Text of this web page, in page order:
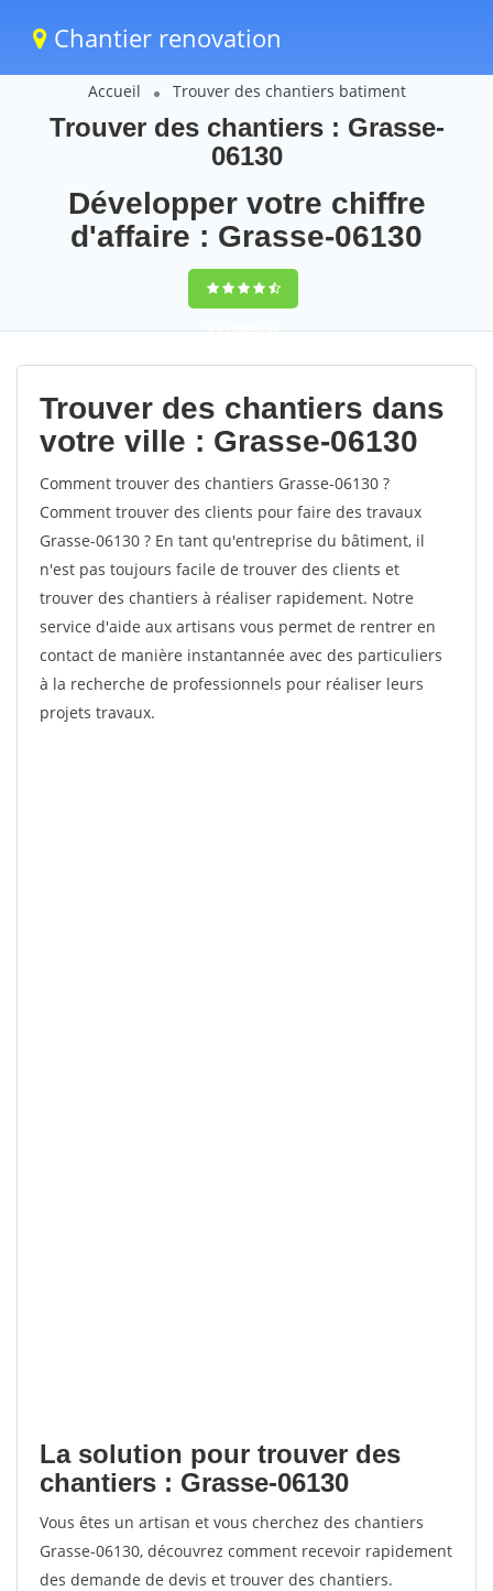
Chantier renovation
Accueil Trouver des chantiers batiment
Trouver des chantiers : Grasse-
06130
Développer votre chiffre
d'affaire : Grasse-06130
9,5(100%)65
votes
Trouver des chantiers dans
votre ville : Grasse-06130
Comment trouver des chantiers Grasse-06130 ?
Comment trouver des clients pour faire des travaux
Grasse-06130 ? En tant qu'entreprise du bâtiment, il
n'est pas toujours facile de trouver des clients et
trouver des chantiers à réaliser rapidement. Notre
service d'aide aux artisans vous permet de rentrer en
contact de manière instantannée avec des particuliers
à la recherche de professionnels pour réaliser leurs
projets travaux.
La solution pour trouver des
chantiers : Grasse-06130
Vous êtes un artisan et vous cherchez des chantiers
Grasse-06130, découvrez comment recevoir rapidement
des demande de devis et trouver des chantiers.